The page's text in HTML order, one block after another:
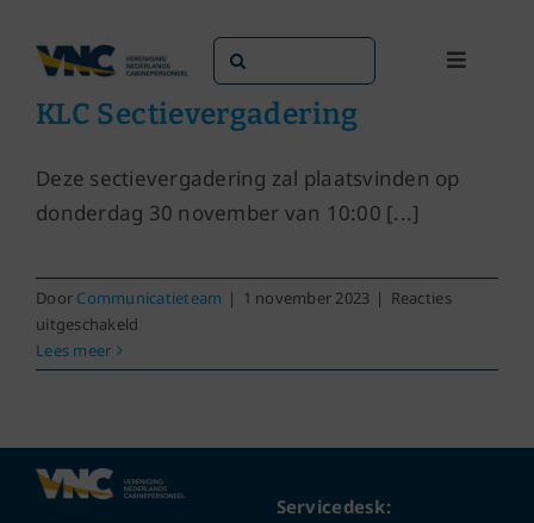
naar
inhoud
Toggle
Dit doen we
Dit zijn we
Dossiers
Maatschappijen
Zoeken
naar:
KLC Sectievergadering
Deze sectievergadering zal plaatsvinden op
donderdag 30 november van 10:00 [...]
Door Communicatieteam | 1 november 2023 | Reacties
uitgeschakeld
Sectievergadering
Lees meer
Servicedesk: